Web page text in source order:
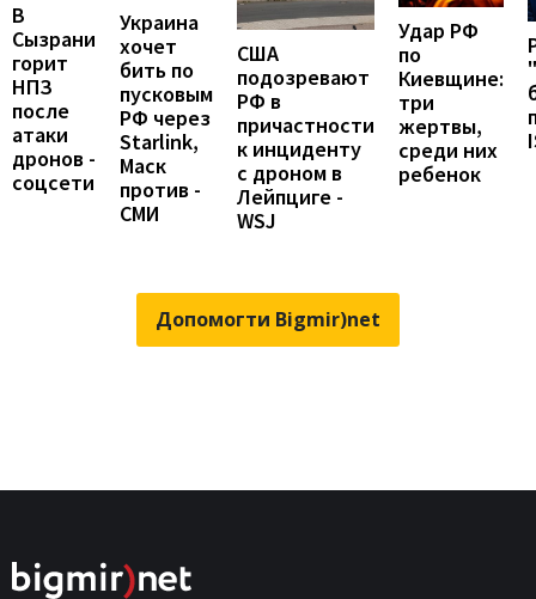
В
Сызрани
горит
НПЗ
после
атаки
дронов -
соцсети
Украина
хочет
бить по
пусковым
РФ через
Starlink,
Маск
против -
СМИ
США
подозревают
РФ в
причастности
к инциденту
с дроном в
Лейпциге -
WSJ
Удар РФ
по
Киевщине:
три
жертвы,
среди них
ребенок
Допомогти Bigmir)net